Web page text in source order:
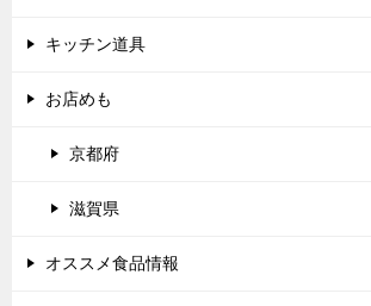
キッチン道具
お店めも
京都府
滋賀県
オススメ食品情報